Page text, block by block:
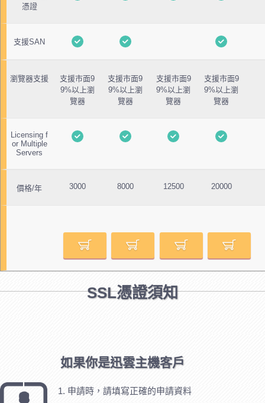
憑證
支援SAN
瀏覽器支援
支援市面9
9%以上瀏
覽器
支援市面9
9%以上瀏
覽器
支援市面9
9%以上瀏
覽器
支援市面9
9%以上瀏
覽器
Licensing f
or Multiple
Servers
價格/年 3000 8000 12500 20000
SSL憑證須知
如果你是迅雲主機客戶
申請時，請填寫正確的申請資料